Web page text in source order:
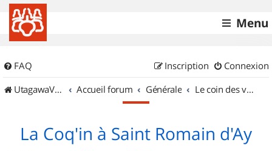
Menu
FAQ Connexion
Inscription
UtagawaVTT (Randos VTT et VTTAE avec traces GPS)
Accueil forum Générale Le coin des vidéastes
La Coq'in à Saint Romain d'Ay